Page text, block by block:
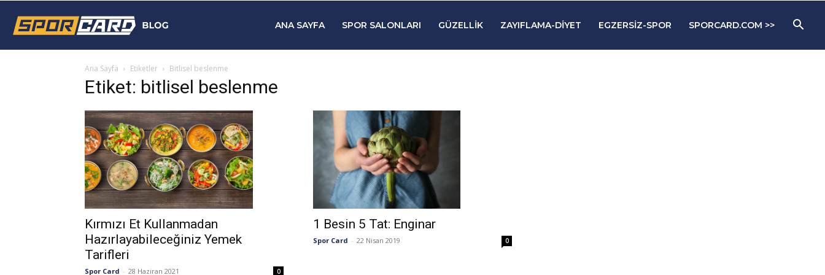
Blog
ANA SAYFA SPOR SALONLARI GÜZELLIK ZAYIFLAMA-DIYET EGZERSIZ-SPOR SPORCARD.COM >>
Ana Sayfa Etiketler Bitlisel beslenme
Etiket: bitlisel beslenme
Kırmızı Et Kullanmadan
Hazırlayabileceğiniz Yemek
Tarifleri
Spor Card - 28 Haziran 2021 0
1 Besin 5 Tat: Enginar
Spor Card - 22 Nisan 2019 0